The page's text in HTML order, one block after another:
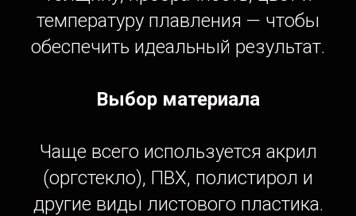
температуру плавления — чтобы
обеспечить идеальный результат.
Выбор материала
Чаще всего используется акрил
(оргстекло), ПВХ, полистирол и
другие виды листового пластика.